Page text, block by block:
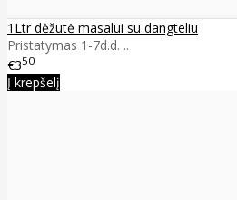
1Ltr dėžutė masalui su dangteliu
Pristatymas 1-7d.d. ..
€350
Į krepšelį